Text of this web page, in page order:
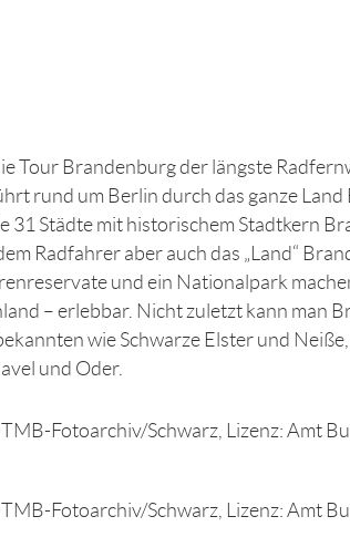
Tour Brandenburg der längste
rund um Berlin durch das ganze
31 Städte mit historischem Stadtkern
Radfahrer aber auch das „Land“
und ein Nationalpark
– erlebbar. Nicht zuletzt kann man
wie Schwarze Elster und
und Oder.